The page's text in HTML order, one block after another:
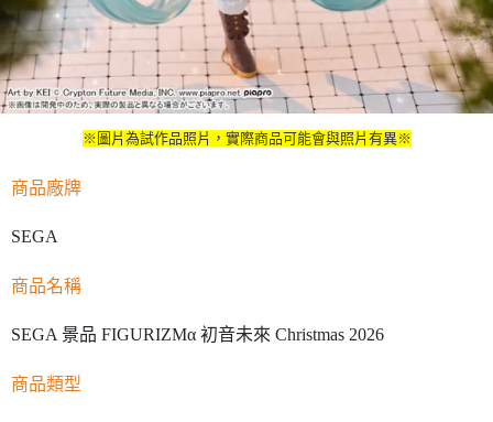
※圖片為試作品照片，實際商品可能會與照片有異※
商品廠牌
SEGA
商品名稱
SEGA 景品 FIGURIZMα 初音未來 Christmas 2026
商品類型